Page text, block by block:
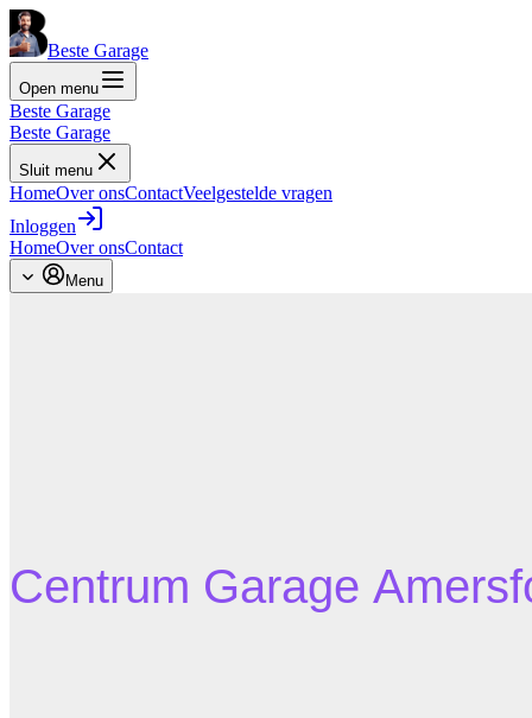
Beste Garage
Open menu
Beste Garage
Beste Garage
Sluit menu
HomeOver onsContactVeelgestelde vragen
Inloggen
HomeOver onsContact
Menu